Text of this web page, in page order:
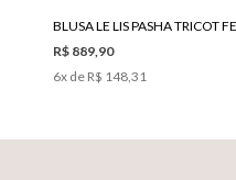
R$ 889,90
6x de R$ 148,31